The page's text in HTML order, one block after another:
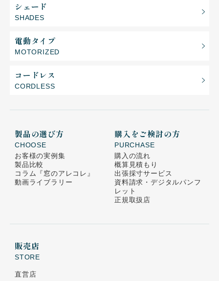
シェード
SHADES
電動タイプ
MOTORIZED
コードレス
CORDLESS
製品の選び方
CHOOSE
お客様の実例集
製品比較
コラム
『窓のアレコレ』
動画ライブラリー
購入をご検討の方
PURCHASE
購入の流れ
概算見積もり
出張採寸サービス
資料請求・デジタルパンフ
レット
正規取扱店
販売店
STORE
直営店